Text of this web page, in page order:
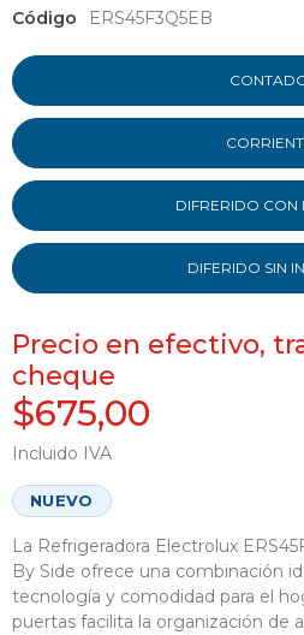
Código
ERS45F3Q5EB
DIFRERIDO CON
DIFERIDO SIN
Precio en efectivo,
cheque
$675,00
Incluido IVA
NUEVO
La Refrigeradora Electrolux
By Side ofrece una combinación
tecnología y comodidad para el
puertas facilita la organización de